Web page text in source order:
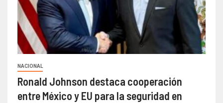
NACIONAL
Ronald Johnson destaca cooperación
entre México y EU para la seguridad en